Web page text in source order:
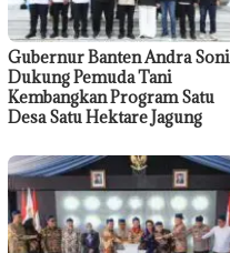
Gubernur Banten Andra Soni
Dukung Pemuda Tani
Kembangkan Program Satu
Desa Satu Hektare Jagung